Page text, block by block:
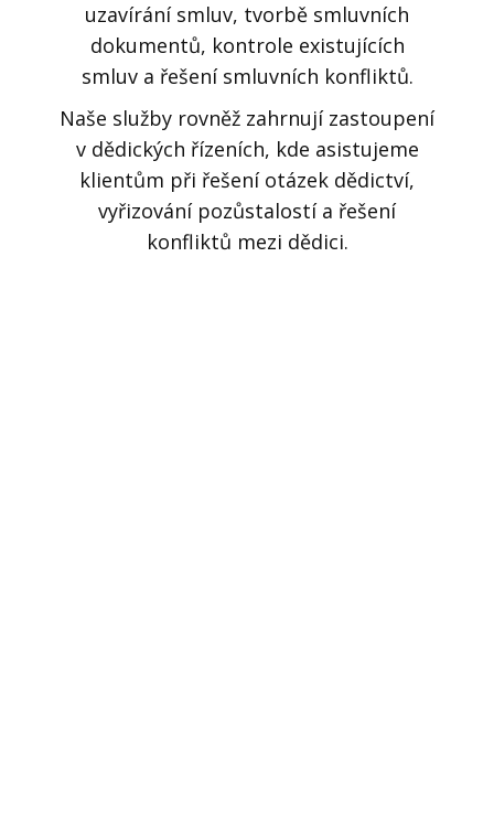
uzavírání smluv, tvorbě smluvních
dokumentů, kontrole existujících
smluv a řešení smluvních konfliktů.
Naše služby rovněž zahrnují zastoupení
v dědických řízeních, kde asistujeme
klientům při řešení otázek dědictví,
vyřizování pozůstalostí a řešení
konfliktů mezi dědici.